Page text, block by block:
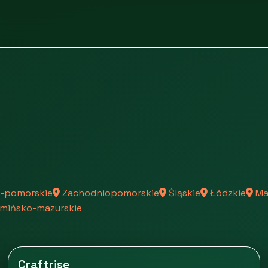
pomorskie Zachodniopomorskie Śląskie Łódzkie
mazurskie
Craftrise